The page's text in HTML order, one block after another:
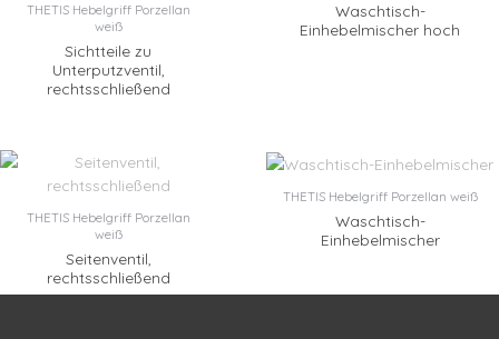
THETIS Hebelgriff Porzellan
weiß
Sichtteile zu
Unterputzventil,
rechtsschließend
Waschtisch-
Einhebelmischer hoch
THETIS Hebelgriff Porzellan
weiß
Seitenventil,
rechtsschließend
THETIS Hebelgriff Porzellan weiß
Waschtisch-
Einhebelmischer